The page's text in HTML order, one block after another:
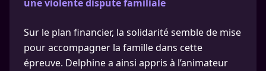
une violente dispute familiale
Sur le plan financier, la solidarité semble de mise
pour accompagner la famille dans cette
épreuve. Delphine a ainsi appris à l’animateur